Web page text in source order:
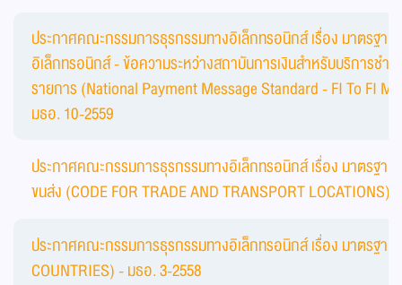
ประกาศคณะกรรมการธุรกรรมทางอิเล็กทรอนิกส์ เรื่อง มาตรฐาน
อิเล็กทรอนิกส์ - ข้อความระหว่างสถาบันการเงินสำหรับบริการชำร
รายการ (National Payment Message Standard - FI To FI
มธอ. 10-2559
ประกาศคณะกรรมการธุรกรรมทางอิเล็กทรอนิกส์ เรื่อง มาตรฐา
ขนส่ง (CODE FOR TRADE AND TRANSPORT LOCATIONS)
ประกาศคณะกรรมการธุรกรรมทางอิเล็กทรอนิกส์ เรื่อง มาตรฐาน
COUNTRIES) - มธอ. 3-2558